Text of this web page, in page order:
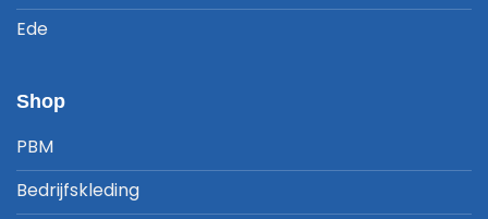
Ede
Shop
PBM
Bedrijfskleding